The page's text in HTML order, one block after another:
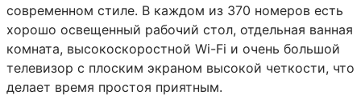
современном стиле. В каждом из 370 номеров есть
хорошо освещенный рабочий стол, отдельная ванная
комната, высокоскоростной Wi-Fi и очень большой
телевизор с плоским экраном высокой четкости, что
делает время простоя приятным.